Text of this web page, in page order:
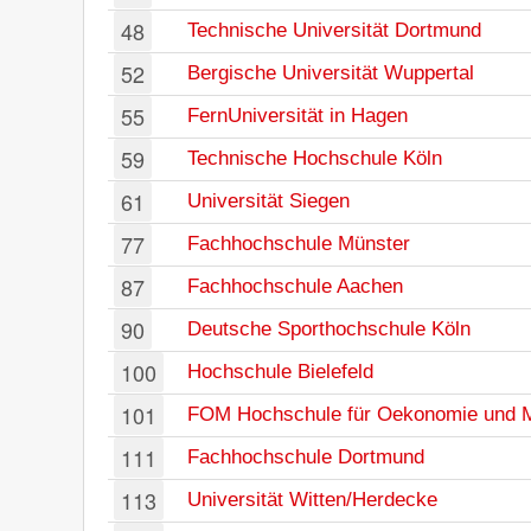
48 Technische Universität Dortmund
52 Bergische Universität Wuppertal
55 FernUniversität in Hagen
59 Technische Hochschule Köln
61 Universität Siegen
77 Fachhochschule Münster
87 Fachhochschule Aachen
90 Deutsche Sporthochschule Köln
100 Hochschule Bielefeld
101 FOM Hochschule für Oekonomie und
111 Fachhochschule Dortmund
113 Universität Witten/Herdecke